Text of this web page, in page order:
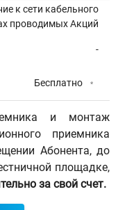
к сети кабельного
проводимых Акций
-
Бесплатно *
и монтаж
приемника
Абонента, до
площадке,
за свой счет.